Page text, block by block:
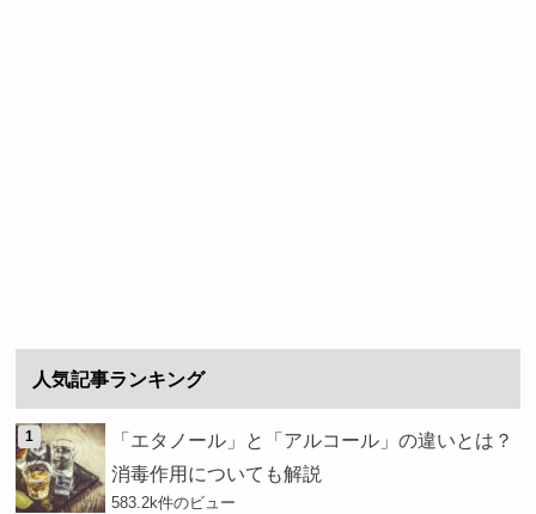
人気記事ランキング
「エタノール」と「アルコール」の違いとは？
消毒作用についても解説
583.2k件のビュー